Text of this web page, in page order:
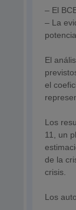
– El
– La
El
el
Los
11, un
de la
crisis.
Los